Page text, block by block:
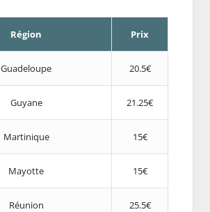
Région Prix
Guadeloupe 20.5€
Guyane 21.25€
Martinique 15€
Mayotte 15€
Réunion 25.5€